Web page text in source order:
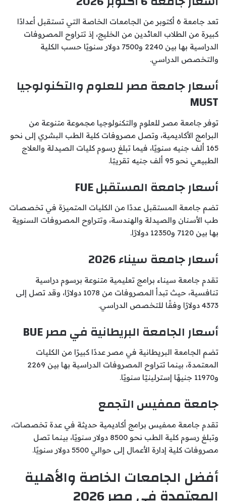
تعد جامعة 6 أكتوبر من الجامعات الخاصة التي تستقبل أعدادًا
كبيرة من الطلاب العائدين من الخليج، إذ تتراوح المصروفات
الدراسية بها بين 2240 و7500 دولار سنويًا حسب الكلية
والتخصص الدراسي.
أسعار جامعة مصر للعلوم والتكنولوجيا
MUST
توفر جامعة مصر للعلوم والتكنولوجيا مجموعة متنوعة من
البرامج الأكاديمية، وتصل مصروفات كلية الطب البشري إلى نحو
165 ألف جنيه سنويًا، فيما تبلغ رسوم كليات الصيدلة والعلاج
الطبيعي نحو 95 ألف جنيه تقريبًا.
أسعار جامعة المستقبل FUE
تضم جامعة المستقبل عددًا من الكليات المتميزة في تخصصات
طب الأسنان والصيدلة والهندسة، وتتراوح المصروفات السنوية
بها بين 7120 و12350 دولارًا.
أسعار جامعة سيناء 2026
تقدم جامعة سيناء برامج تعليمية متنوعة برسوم دراسية
تنافسية، حيث تبدأ المصروفات من 1078 دولارًا، وقد تصل إلى
4373 دولارًا وفقًا للتخصص الدراسي.
أسعار الجامعة البريطانية في مصر BUE
تضم الجامعة البريطانية في مصر عددًا كبيرًا من الكليات
المعتمدة، بينما تتراوح المصروفات الدراسية بها بين 2269
و11970 جنيهًا إسترلينيًا سنويًا.
جامعة ممفيس التجمع
تقدم جامعة ممفيس برامج أكاديمية حديثة في عدة تخصصات،
وتبلغ رسوم كلية الطب نحو 8500 دولار سنويًا، بينما تصل
مصروفات كلية إدارة الأعمال إلى حوالي 5500 دولار سنويًا.
أفضل الجامعات الخاصة والأهلية